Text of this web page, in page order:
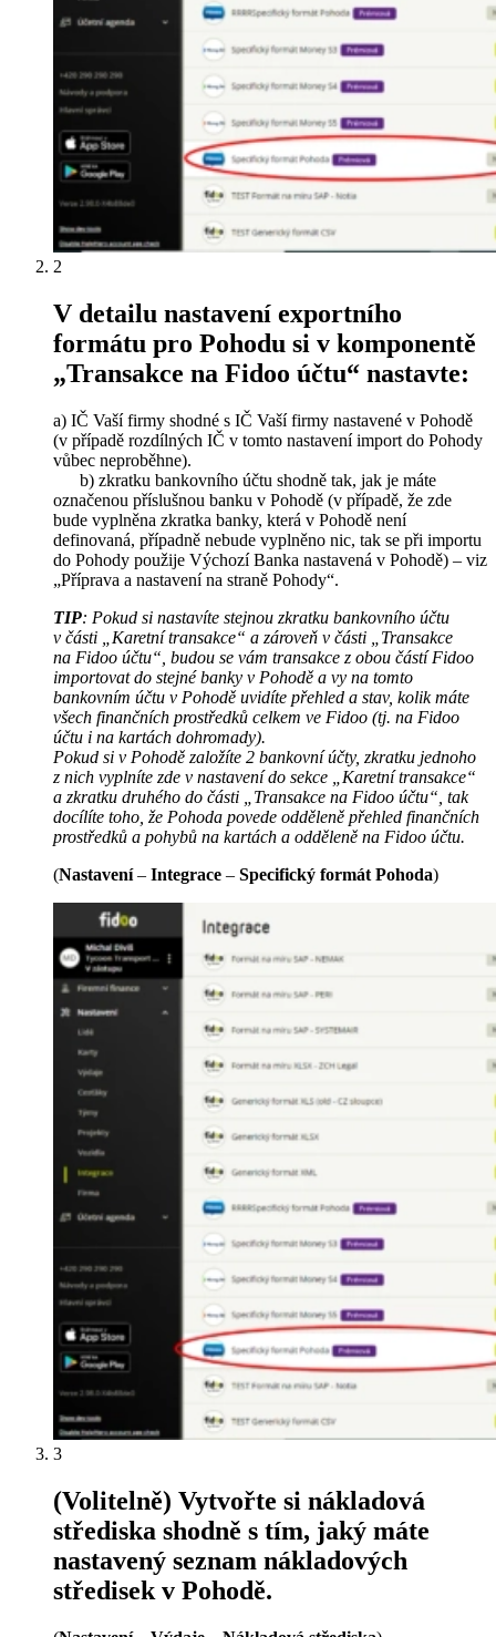
2
V detailu nastavení exportního
formátu pro Pohodu si v komponentě
„Transakce na Fidoo účtu“ nastavte:
a) IČ Vaší firmy shodné s IČ Vaší firmy nastavené v Pohodě
(v případě rozdílných IČ v tomto nastavení import do Pohody
vůbec neproběhne).
b) zkratku bankovního účtu shodně tak, jak je máte
označenou příslušnou banku v Pohodě (v případě, že zde
bude vyplněna zkratka banky, která v Pohodě není
definovaná, případně nebude vyplněno nic, tak se při importu
do Pohody použije Výchozí Banka nastavená v Pohodě) – viz
„Příprava a nastavení na straně Pohody“.
TIP: Pokud si nastavíte stejnou zkratku bankovního účtu
v části „Karetní transakce“ a zároveň v části „Transakce
na Fidoo účtu“, budou se vám transakce z obou částí Fidoo
importovat do stejné banky v Pohodě a vy na tomto
bankovním účtu v Pohodě uvidíte přehled a stav, kolik máte
všech finančních prostředků celkem ve Fidoo (tj. na Fidoo
účtu i na kartách dohromady).
Pokud si v Pohodě založíte 2 bankovní účty, zkratku jednoho
z nich vyplníte zde v nastavení do sekce „Karetní transakce“
a zkratku druhého do části „Transakce na Fidoo účtu“, tak
docílíte toho, že Pohoda povede odděleně přehled finančních
prostředků a pohybů na kartách a odděleně na Fidoo účtu.
(Nastavení– Integrace – Specifický formát Pohoda)
3
(Volitelně) Vytvořte si nákladová
střediska shodně s tím, jaký máte
nastavený seznam nákladových
středisek v Pohodě.